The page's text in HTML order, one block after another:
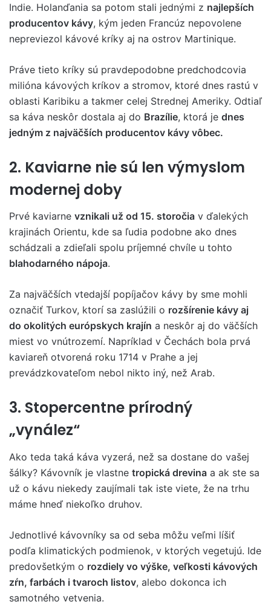
Indie. Holanďania sa potom stali jednými z najlepších
producentov kávy, kým jeden Francúz nepovolene
nepreviezol kávové kríky aj na ostrov Martinique.
Práve tieto kríky sú pravdepodobne predchodcovia
milióna kávových kríkov a stromov, ktoré dnes rastú v
oblasti Karibiku a takmer celej Strednej Ameriky. Odtiaľ
sa káva neskôr dostala aj do Brazílie, ktorá je dnes
jedným z najväčších producentov kávy vôbec.
2. Kaviarne nie sú len výmyslom
modernej doby
Prvé kaviarne vznikali už od 15. storočia v ďalekých
krajinách Orientu, kde sa ľudia podobne ako dnes
schádzali a zdieľali spolu príjemné chvíle u tohto
blahodarného nápoja.
Za najväčších vtedajší popíjačov kávy by sme mohli
označiť Turkov, ktorí sa zaslúžili o rozšírenie kávy aj
do okolitých európskych krajín a neskôr aj do väčších
miest vo vnútrozemí. Napríklad v Čechách bola prvá
kaviareň otvorená roku 1714 v Prahe a jej
prevádzkovateľom nebol nikto iný, než Arab.
3. Stopercentne prírodný
„vynález“
Ako teda taká káva vyzerá, než sa dostane do vašej
šálky? Kávovník je vlastne tropická drevina a ak ste sa
už o kávu niekedy zaujímali tak iste viete, že na trhu
máme hneď niekoľko druhov.
Jednotlivé kávovníky sa od seba môžu veľmi líšiť
podľa klimatických podmienok, v ktorých vegetujú. Ide
predovšetkým o rozdiely vo výške, veľkosti kávových
zŕn, farbách i tvaroch listov, alebo dokonca ich
samotného vetvenia.